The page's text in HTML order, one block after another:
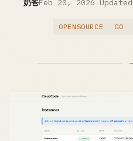
奶爸Feb 20, 2026 · Updated
OPENSOURCE GO